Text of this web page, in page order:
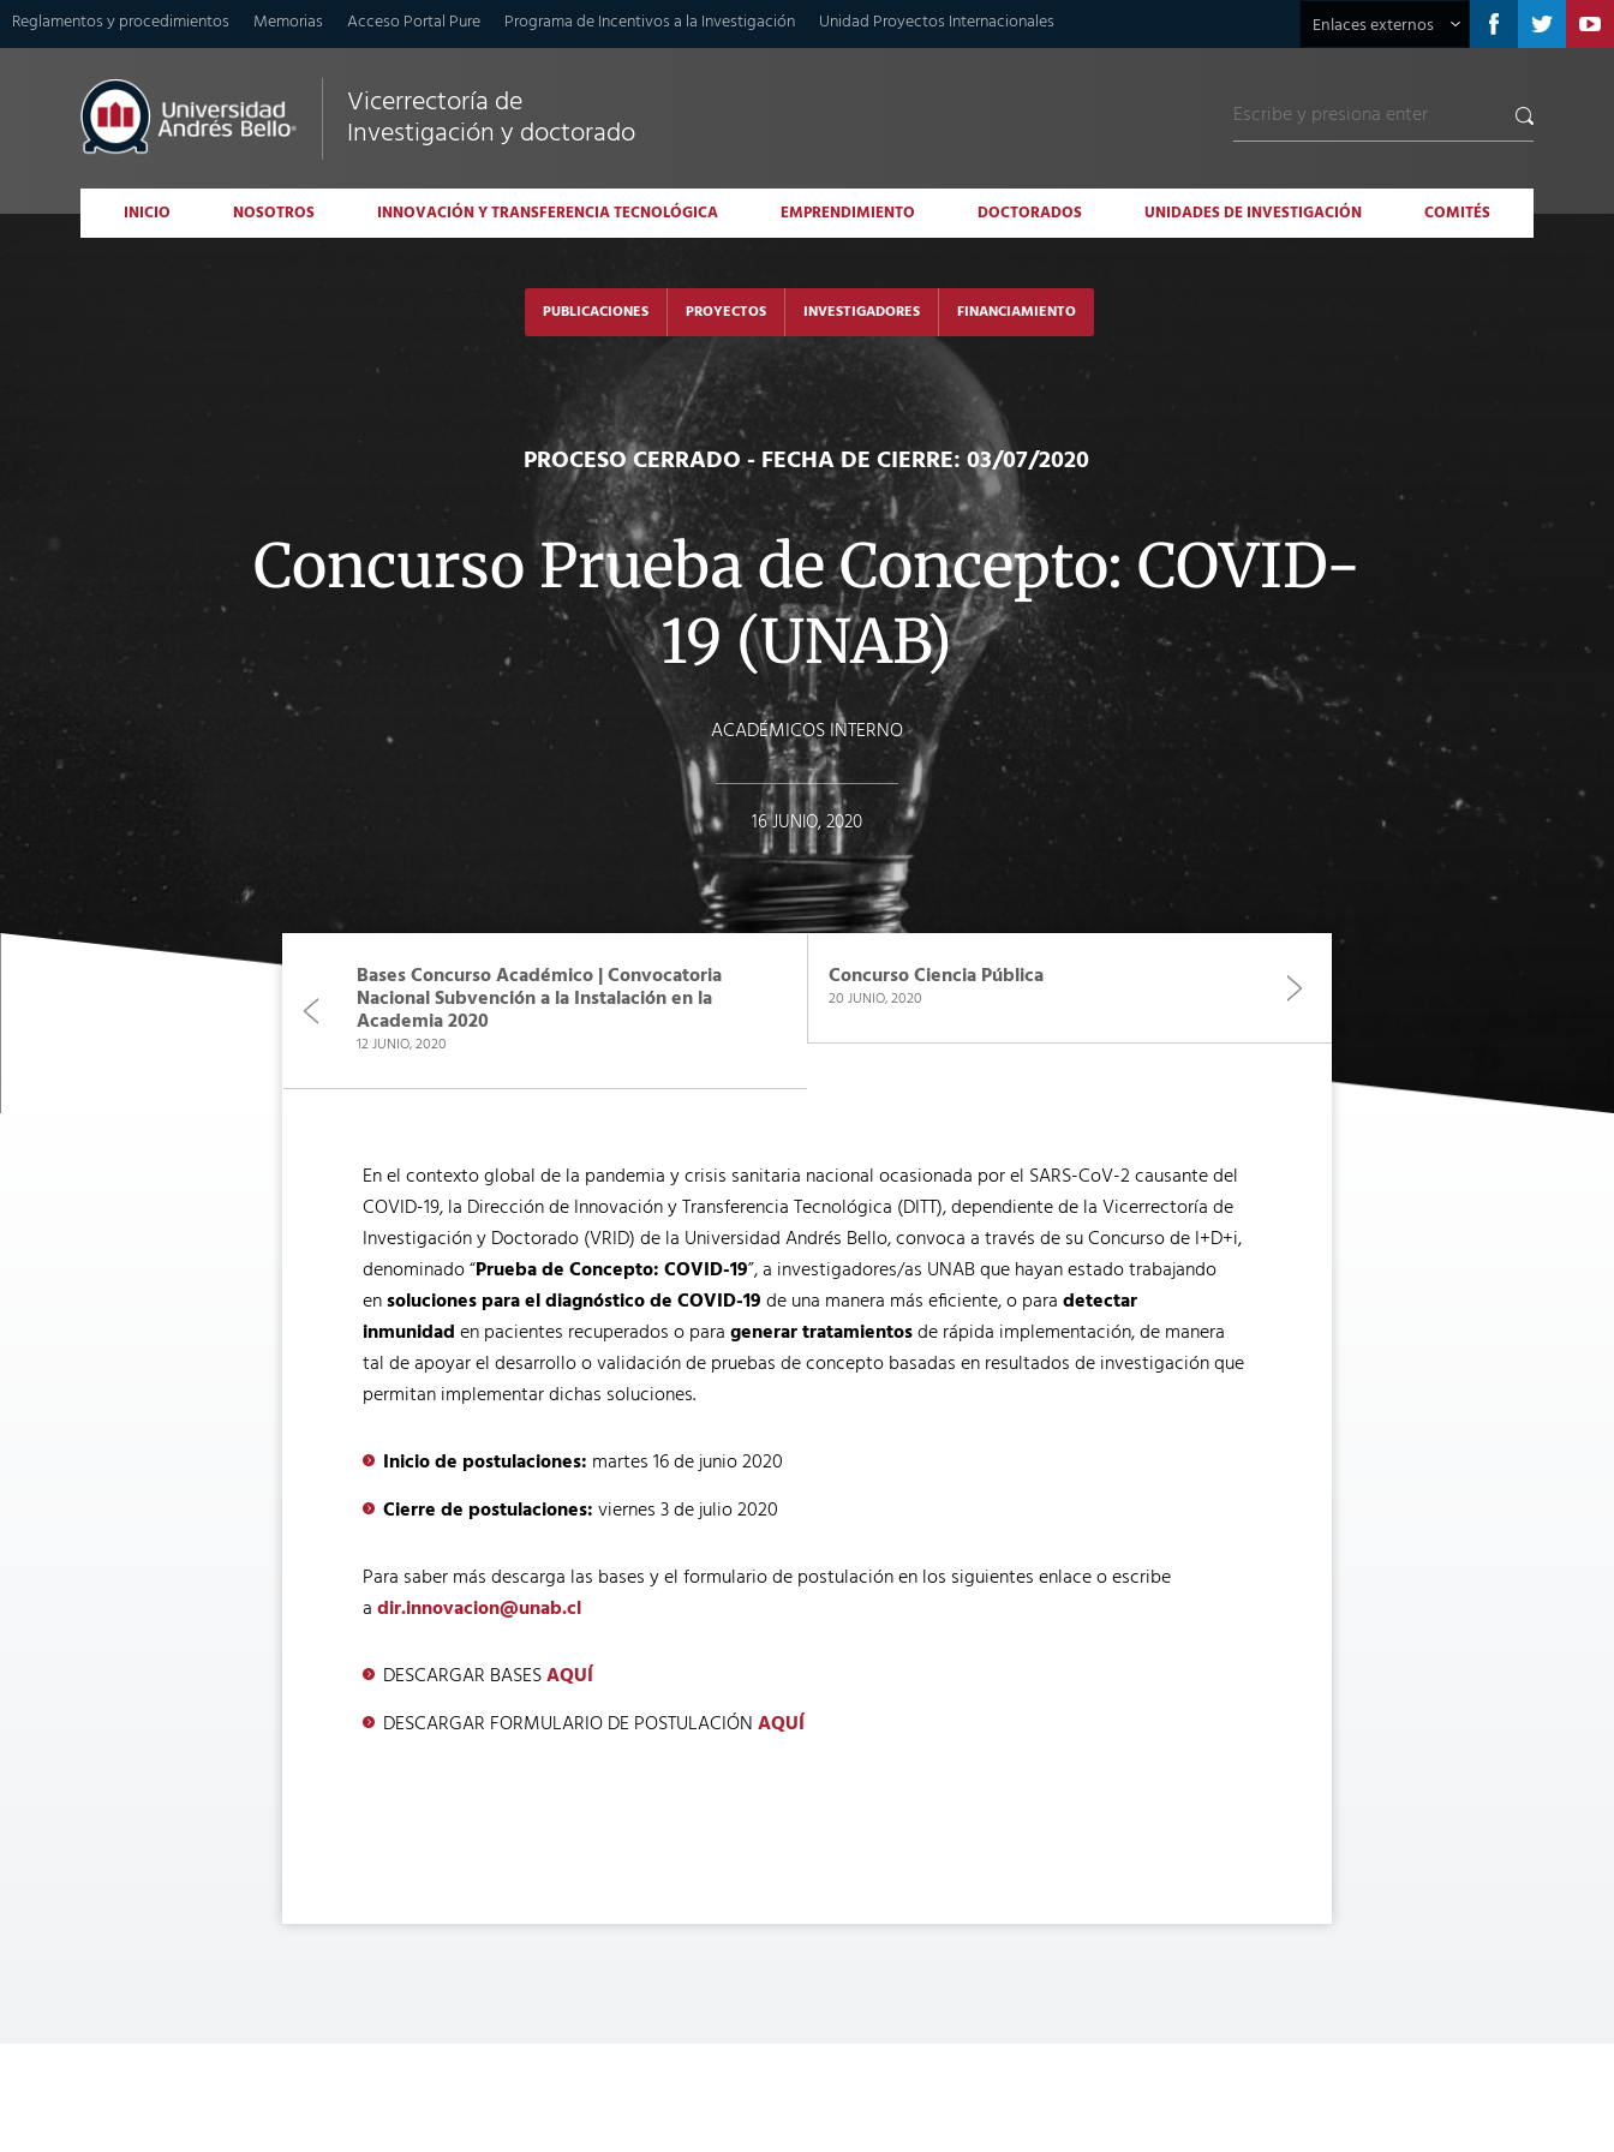
Reglamentos y procedimientos Memorias Acceso Portal Pure Programa de Incentivos a la Investigación Unidad Proyectos Internacionales Enlaces externos
Vicerrectoría de
Investigación y doctorado
INICIO NOSOTROS INNOVACIÓN Y TRANSFERENCIA TECNOLÓGICA EMPRENDIMIENTO DOCTORADOS UNIDADES DE INVESTIGACIÓN COMITÉS
PUBLICACIONES PROYECTOS INVESTIGADORES FINANCIAMIENTO
PROCESO CERRADO- FECHA DE CIERRE: 03/07/2020
Concurso Prueba de Concepto: COVID-
19 (UNAB)
ACADÉMICOS INTERNO
16 JUNIO, 2020
Bases Concurso Académico | Convocatoria
Nacional Subvención a la Instalación en la
Academia 2020
12 JUNIO, 2020
Concurso Ciencia Pública
20 JUNIO, 2020
En el contexto global de la pandemia y crisis sanitaria nacional ocasionada por el SARS-CoV-2 causante del
COVID-19, la Dirección de Innovación y Transferencia Tecnológica (DITT), dependiente de la Vicerrectoría de
Investigación y Doctorado (VRID) de la Universidad Andrés Bello, convoca a través de su Concurso de I+D+i,
denominado “Prueba de Concepto: COVID-19”, a investigadores/as UNAB que hayan estado trabajando
ensoluciones para el diagnóstico de COVID-19de una manera más eficiente, o paradetectar
inmunidaden pacientes recuperados o paragenerar tratamientosde rápida implementación, de manera
tal de apoyar el desarrollo o validación de pruebas de concepto basadas en resultados de investigación que
permitan implementar dichas soluciones.
Inicio de postulaciones: martes 16 de junio 2020
Cierre de postulaciones:viernes 3 de julio 2020
Para saber más descarga las bases y el formulario de postulación en los siguientes enlace o escribe
adir.innovacion@unab.cl
DESCARGAR BASESAQUÍ
DESCARGAR FORMULARIO DE POSTULACIÓNAQUÍ